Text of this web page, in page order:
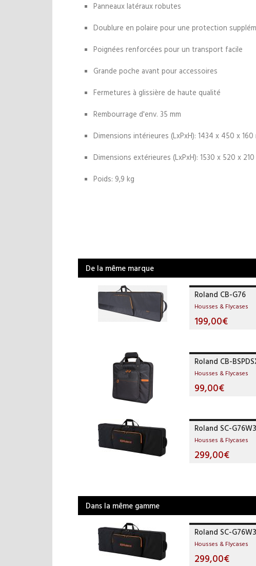
Panneaux latéraux robutes
Doublure en polaire pour une protection
Poignées renforcées pour un transport facile
Grande poche avant pour accessoires
Fermetures à glissière de haute qualité
Rembourrage d'env. 35 mm
Dimensions intérieures (LxPxH): 1434 x 450 x 160
Dimensions extérieures (LxPxH): 1530 x 520 x 210
Poids: 9,9 kg
De la même marque
Roland CB-G76
Housses & Flycases
199,00€
Roland CB-
Housses & Flycases
99,00€
Roland SC-G76W3
Housses & Flycases
299,00€
Dans la même gamme
Roland SC-G76W3
Housses & Flycases
299,00€